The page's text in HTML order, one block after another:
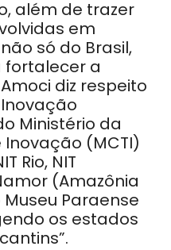
além de trazer
em
só do Brasil,
fortalecer a
diz respeito
Ministério da
(MCTI)
Rio, NIT
(Amazônia
Paraense
os estados